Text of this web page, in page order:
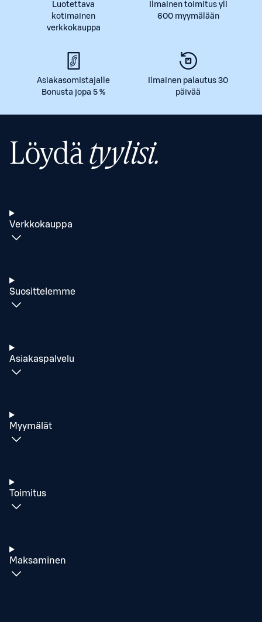
Luotettava
kotimainen
verkkokauppa
Ilmainen toimitus yli
600 myymälään
Asiakasomistajalle
Bonusta jopa 5 %
Ilmainen palautus 30
päivää
Löydätyylisi.
Verkkokauppa
Suosittelemme
Asiakaspalvelu
Myymälät
Toimitus
Maksaminen